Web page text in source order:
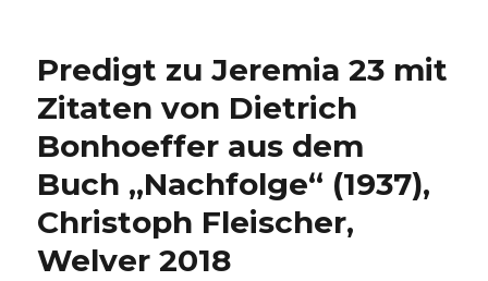
und
Bettag
–
Von
guten
Mächten
,
Predigt zu Jeremia 23 mit
Zitaten von Dietrich
Bonhoeffer aus dem
Buch „Nachfolge“ (1937),
Christoph Fleischer,
Welver 2018